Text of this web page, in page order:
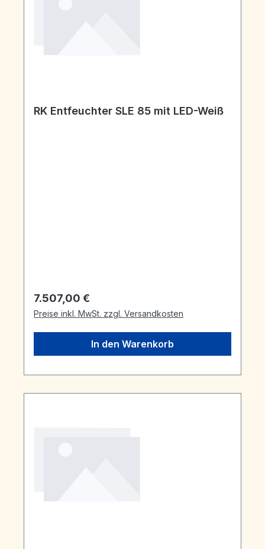
RK Entfeuchter SLE 85 mit LED-Weiß
Regulärer Preis:
7.507,00 €
Preise inkl. MwSt. zzgl. Versandkosten
In den Warenkorb